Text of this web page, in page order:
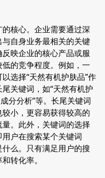
核心。企业需要通过深
自身业务最相关的关键
映企业的核心产品或服
的竞争程度。例如，一
选择“天然有机护肤品”作
关键词，如“天然有机护
分分析”等。长尾关键词
小，更容易获得较高的
。此外，关键词的选择
户在搜索某个关键词
么。只有满足用户的搜
转化率。